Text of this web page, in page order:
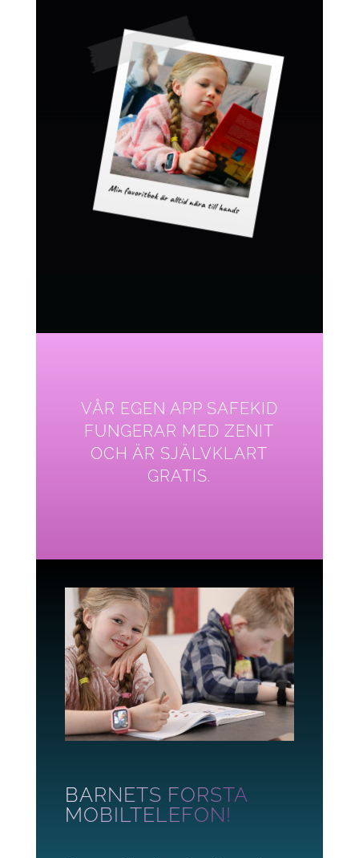
VÅR EGEN APP SAFEKID
FUNGERAR MED ZENIT
OCH ÄR SJÄLVKLART
GRATIS.
BARNETS FÖRSTA
MOBILTELEFON!